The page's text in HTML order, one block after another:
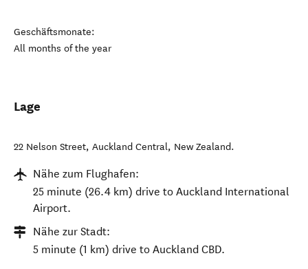
Geschäftsmonate:
All months of the year
Lage
22 Nelson Street, Auckland Central, New Zealand.
Nähe zum Flughafen:
25 minute (26.4 km) drive to Auckland International
Airport.
Nähe zur Stadt:
5 minute (1 km) drive to Auckland CBD.